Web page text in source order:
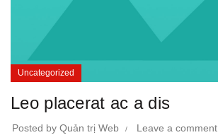
Uncategorized
Leo placerat ac a dis
Posted by Quản trị Web Leave a comment